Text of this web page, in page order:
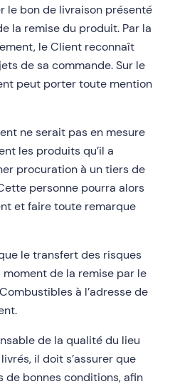
le bon de livraison présenté
la remise du produit. Par la
le Client reconnaît
de sa commande. Sur le
peut porter toute mention
ne serait pas en mesure
les produits qu’il a
procuration à un tiers de
personne pourra alors
et faire toute remarque
le transfert des risques
de la remise par le
à l’adresse de
de la qualité du lieu
il doit s’assurer que
de bonnes conditions, afin